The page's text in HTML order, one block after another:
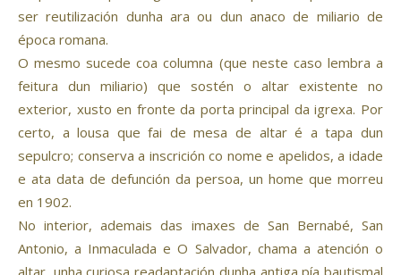
ser reutilización dunha ara ou dun anaco de miliario de
época romana.
O mesmo sucede coa columna (que neste caso lembra a
feitura dun miliario) que sostén o altar existente no
exterior, xusto en fronte da porta principal da igrexa. Por
certo, a lousa que fai de mesa de altar é a tapa dun
sepulcro; conserva a inscrición co nome e apelidos, a idade
e ata data de defunción da persoa, un home que morreu
en 1902.
No interior, ademais das imaxes de San Bernabé, San
Antonio, a Inmaculada e O Salvador, chama a atención o